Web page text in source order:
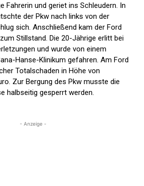
Fahrerin und geriet ins Schleudern. In
der Pkw nach links von der
sich. Anschließend kam der Ford
Stillstand. Die 20-Jährige erlitt bei
und wurde von einem
Hanse-Klinikum gefahren. Am Ford
Totalschaden in Höhe von
Zur Bergung des Pkw musste die
halbseitig gesperrt werden.
- Anzeige -